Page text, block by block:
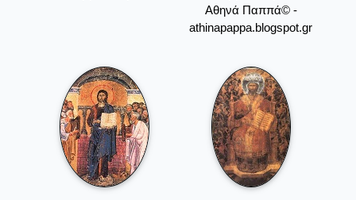
Αθηνά Παππά© -
athinapappa.blogspot.gr